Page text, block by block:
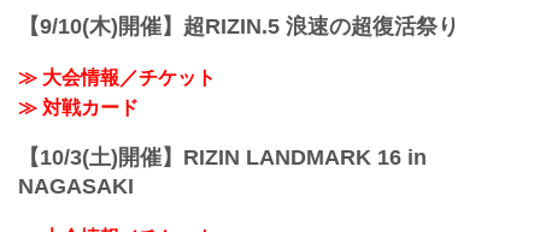
【9/10(木)開催】超RIZIN.5 浪速の超復活祭り
≫ 大会情報／チケット
≫ 対戦カード
【10/3(土)開催】RIZIN LANDMARK 16 in
NAGASAKI